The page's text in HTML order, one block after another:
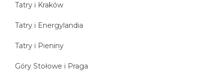
Tatry i Kraków
Tatry i Energylandia
Tatry i Pieniny
Góry Stołowe i Praga